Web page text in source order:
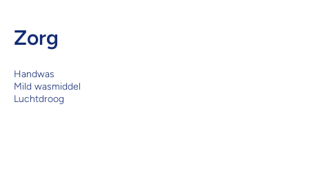
Zorg
Handwas
Mild wasmiddel
Luchtdroog